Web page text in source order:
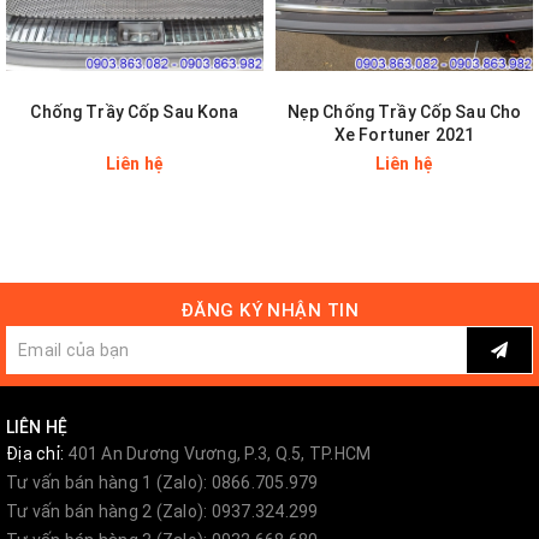
https://www.otoanhthi.com/do-choi-phu-kien-kia-
sendona
Chống Trầy Cốp Sau Kona
Liên hệ
Nẹp Chống Trầy Cốp Sau Cho
Xe Fortuner 2021
Liên hệ
ĐĂNG KÝ NHẬN TIN
LIÊN HỆ
Địa chỉ: 401 An Dương Vương, P.3, Q.5, TP.HCM
Tư vấn bán hàng 1 (Zalo): 0866.705.979
Tư vấn bán hàng 2 (Zalo): 0937.324.299